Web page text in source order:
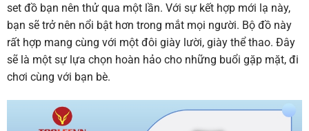
set đồ bạn nên thử qua một lần. Với sự kết hợp mới lạ này,
bạn sẽ trở nên nổi bật hơn trong mắt mọi người. Bộ đồ này
rất hợp mang cùng với một đôi giày lười, giày thể thao. Đây
sẽ là một sự lựa chọn hoàn hảo cho những buổi gặp mặt, đi
chơi cùng với bạn bè.